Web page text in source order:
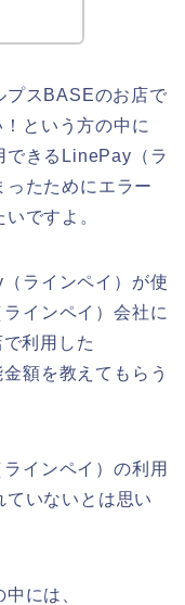
プスBASEのお店で
という方の中に
できるLinePay（ラ
たためにエラー
ですよ。
ラインペイ）が使
インペイ）会社に
利用した
額を教えてもらう
インペイ）の利用
ていないとは思い
には、